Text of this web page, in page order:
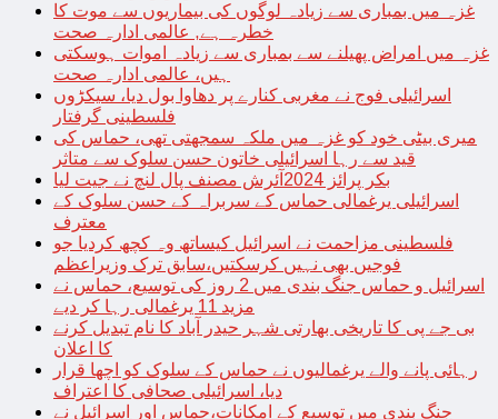
غزہ میں بمباری سے زیادہ لوگوں کی بیماریوں سے موت کا
خطرہ ہے, عالمی ادارہ صحت
غزہ میں امراض پھیلنے سے بمباری سے زیادہ اموات ہوسکتی
ہیں، عالمی ادارہ صحت
اسرائیلی فوج نے مغربی کنارے پر دھاوا بول دیا، سیکڑوں
فلسطینی گرفتار
میری بیٹی خود کو غزہ میں ملکہ سمجھتی تھی، حماس کی
قید سے رہا اسرائیلی خاتون حسن سلوک سے متاثر
بکر پرائز 2024آئرش مصنف پال لنچ نے جیت لیا
اسرائیلی یرغمالی حماس کے سربراہ کے حسن سلوک کے
معترف
فلسطینی مزاحمت نے اسرائیل کیساتھ وہ کچھ کردیا جو
فوجیں بھی نہیں کرسکتیں،سابق ترک وزیراعظم
اسرائیل و حماس جنگ بندی میں 2 روز کی توسیع، حماس نے
مزید 11 یرغمالی رہا کر دیے
بی جے پی کا تاریخی بھارتی شہر حیدر آباد کا نام تبدیل کرنے
کا اعلان
رہائی پانے والے یرغمالیوں نے حماس کے سلوک کو اچھا قرار
دیا، اسرائیلی صحافی کا اعتراف
جنگ بندی میں توسیع کے امکانات،حماس اور اسرائیل نے